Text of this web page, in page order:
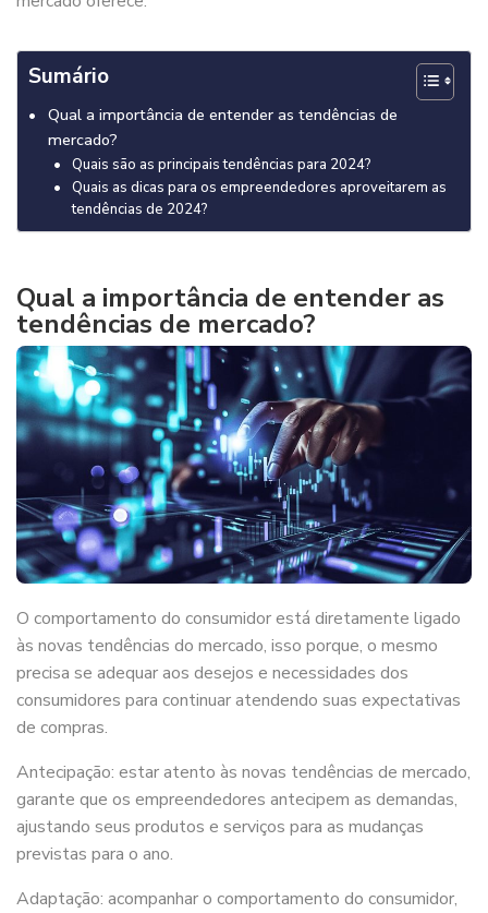
Sumário
Qual a importância de entender as tendências de
mercado?
Quais são as principais tendências para 2024?
Quais as dicas para os empreendedores aproveitarem as
tendências de 2024?
Qual a importância de entender as
tendências de mercado?
O comportamento do consumidor está diretamente ligado
às novas tendências do mercado, isso porque, o mesmo
precisa se adequar aos desejos e necessidades dos
consumidores para continuar atendendo suas expectativas
de compras.
Antecipação: estar atento às novas tendências de mercado,
garante que os empreendedores antecipem as demandas,
ajustando seus produtos e serviços para as mudanças
previstas para o ano.
Adaptação: acompanhar o comportamento do consumidor,